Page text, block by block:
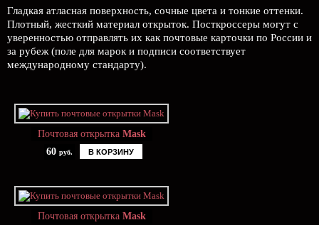
Гладкая атласная поверхность, сочные цвета и тонкие оттенки.
Плотный, жесткий материал открыток. Посткроссеры могут с
уверенностью отправлять их как почтовые карточки по России и
за рубеж (поле для марок и подписи соответствует
международному стандарту).
Почтовая открытка Mask
60 руб. В КОРЗИНУ
Почтовая открытка Mask